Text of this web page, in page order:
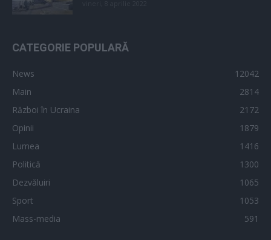
CATEGORIE POPULARĂ
News
12042
Main
2814
Război în Ucraina
2172
Opinii
1879
Lumea
1416
Politică
1300
Dezvăluiri
1065
Sport
1053
Mass-media
591